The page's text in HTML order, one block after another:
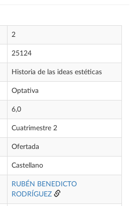
2
25124
Historia de las ideas estéticas
Optativa
6,0
Cuatrimestre 2
Ofertada
Castellano
RUBÉN BENEDICTO
RODRÍGUEZ